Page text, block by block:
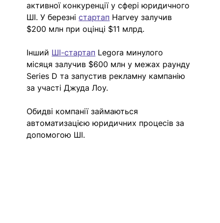
активної конкуренції у сфері юридичного
ШІ. У березні стартап Harvey залучив
$200 млн при оцінці $11 млрд.
Інший ШІ-стартап Legora минулого
місяця залучив $600 млн у межах раунду
Series D та запустив рекламну кампанію
за участі Джуда Лоу.
Обидві компанії займаються
автоматизацією юридичних процесів за
допомогою ШІ.